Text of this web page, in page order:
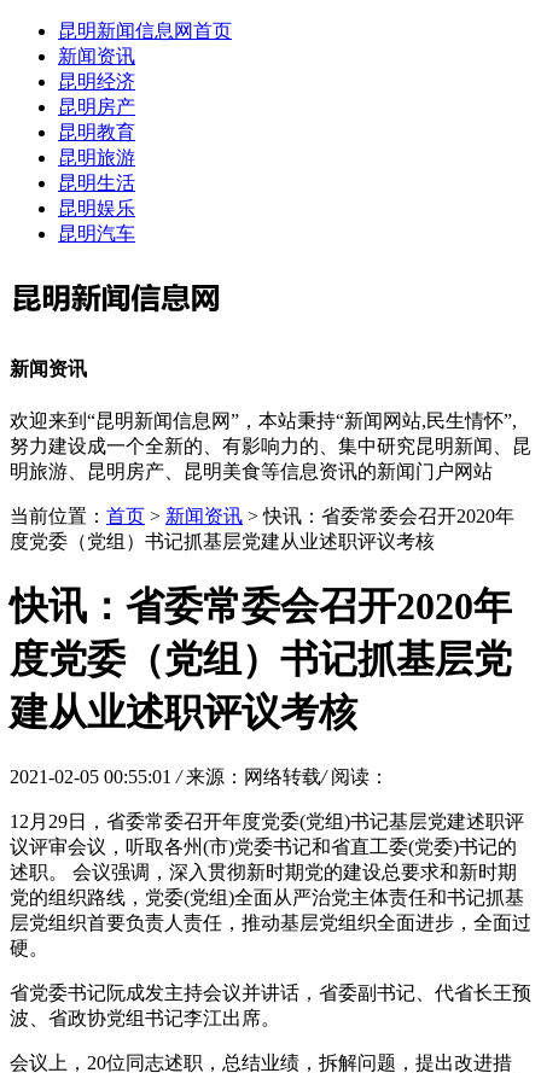
昆明新闻信息网首页
新闻资讯
昆明经济
昆明房产
昆明教育
昆明旅游
昆明生活
昆明娱乐
昆明汽车
新闻资讯
欢迎来到“昆明新闻信息网”，本站秉持“新闻网站,民生情怀”,
努力建设成一个全新的、有影响力的、集中研究昆明新闻、昆
明旅游、昆明房产、昆明美食等信息资讯的新闻门户网站
当前位置： 首页 > 新闻资讯 > 快讯：省委常委会召开2020年
度党委（党组）书记抓基层党建从业述职评议考核
快讯：省委常委会召开2020年
度党委（党组）书记抓基层党
建从业述职评议考核
2021-02-05 00:55:01/ 来源：网络转载/ 阅读：
12月29日，省委常委召开年度党委(党组)书记基层党建述职评
议评审会议，听取各州(市)党委书记和省直工委(党委)书记的
述职。 会议强调，深入贯彻新时期党的建设总要求和新时期
党的组织路线，党委(党组)全面从严治党主体责任和书记抓基
层党组织首要负责人责任，推动基层党组织全面进步，全面过
硬。
省党委书记阮成发主持会议并讲话，省委副书记、代省长王预
波、省政协党组书记李江出席。
会议上，20位同志述职，总结业绩，拆解问题，提出改进措